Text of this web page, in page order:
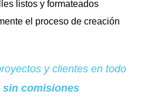
listos y formateados
el proceso de creación
y clientes en todo
sin comisiones